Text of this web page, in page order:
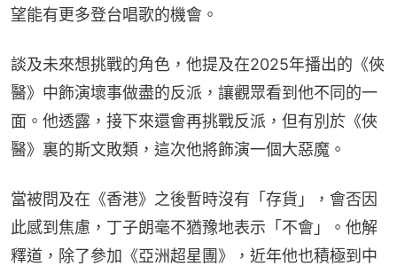
望能有更多登台唱歌的機會。
談及未來想挑戰的角色，他提及在2025年播出的《俠
醫》中飾演壞事做盡的反派，讓觀眾看到他不同的一
面。他透露，接下來還會再挑戰反派，但有別於《俠
醫》裏的斯文敗類，這次他將飾演一個大惡魔。
當被問及在《香港》之後暫時沒有「存貨」，會否因
此感到焦慮，丁子朗毫不猶豫地表示「不會」。他解
釋道，除了參加《亞洲超星團》，近年他也積極到中